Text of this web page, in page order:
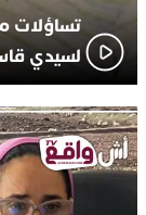
تساؤلات
لسيدي